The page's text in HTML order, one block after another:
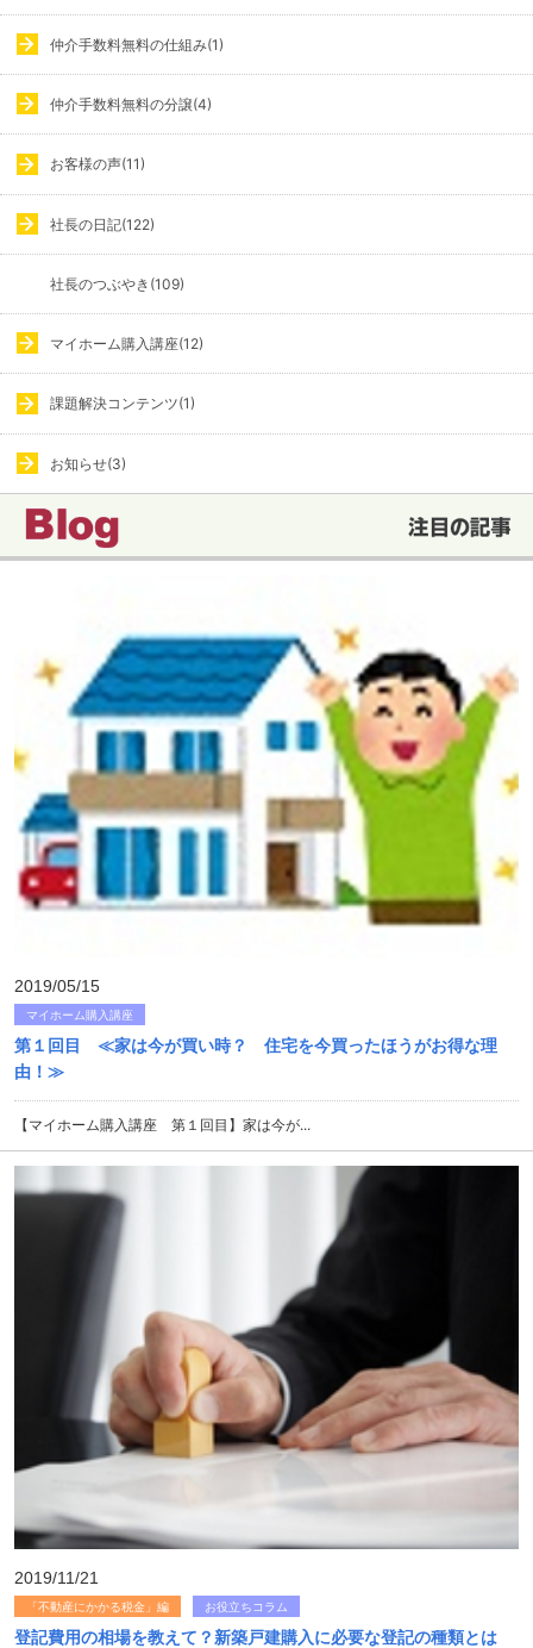
仲介手数料無料の仕組み(1)
仲介手数料無料の分譲(4)
お客様の声(11)
社長の日記(122)
社長のつぶやき(109)
マイホーム購入講座(12)
課題解決コンテンツ(1)
お知らせ(3)
2019/05/15
マイホーム購入講座
第１回目 ≪家は今が買い時？ 住宅を今買ったほうがお得な理
由！≫
【マイホーム購入講座 第１回目】家は今が...
2019/11/21
「不動産にかかる税金」編 お役立ちコラム
登記費用の相場を教えて？新築戸建購入に必要な登記の種類とは